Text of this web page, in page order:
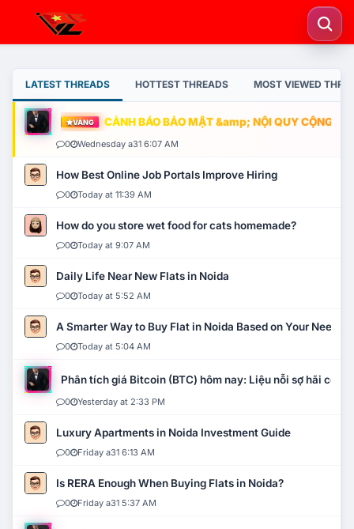
LATEST THREADS HOTTEST THREADS MOST VIEWED
VÀNG CẢNH BÁO BẢO MẬT &amp; NỘI QUY CỘNG
0 Wednesday a31 6:07 AM
How Best Online Job Portals Improve Hiring
0 Today at 11:39 AM
How do you store wet food for cats homemade?
0 Today at 9:07 AM
Daily Life Near New Flats in Noida
0 Today at 5:52 AM
A Smarter Way to Buy Flat in Noida Based on Your Needs
0 Today at 5:04 AM
Phân tích giá Bitcoin (BTC) hôm nay: Liệu nỗi sợ hãi có
0 Yesterday at 2:33 PM
Luxury Apartments in Noida Investment Guide
0 Friday a31 6:13 AM
Is RERA Enough When Buying Flats in Noida?
0 Friday a31 5:37 AM